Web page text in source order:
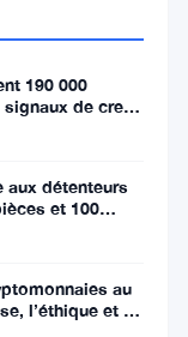
190 000
de creux
aux détenteurs
et 100
au
l’éthique et le